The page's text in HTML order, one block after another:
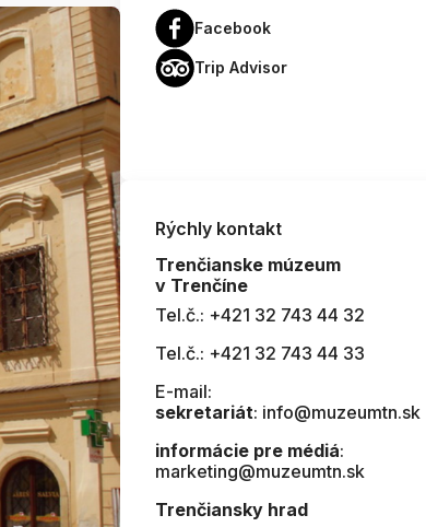
Facebook
Trip Advisor
Rýchly kontakt
Trenčianske múzeum
v Trenčíne
Tel.č.: +421 32 743 44 32
Tel.č.: +421 32 743 44 33
E-mail:
sekretariát: info@muzeumtn.sk
informácie pre médiá:
marketing@muzeumtn.sk
Trenčiansky hrad